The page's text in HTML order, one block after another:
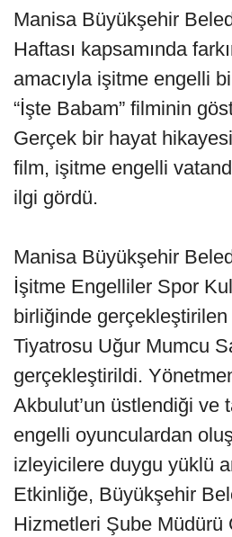
Manisa Büyükşehir
Haftası kapsamında
amacıyla işitme engelli
“İşte Babam” filminin
Gerçek bir hayat
film, işitme engelli
ilgi gördü.
Manisa Büyükşehir
İşitme Engelliler Spor
birliğinde
Tiyatrosu Uğur Mumcu
gerçekleştirildi.
Akbulut’un üstlendiği ve
engelli oyunculardan
izleyicilere duygu yüklü
Etkinliğe, Büyükşehir
Hizmetleri Şube Müdürü